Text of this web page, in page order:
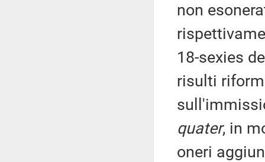
non
18-sexies
risulti
quater, in
oneri